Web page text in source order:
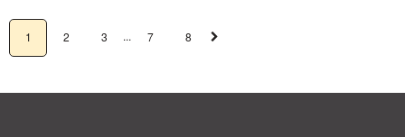
1 2 3 ... 7 8